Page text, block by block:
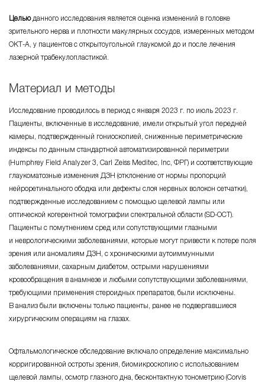
Цельюданного исследования является оценка изменений в головке
зрительного нерва и плотности макулярных сосудов, измеренных методом
ОКТ-А, у пациентов с открытоугольной глаукомой до и после лечения
лазерной трабекулопластикой.
Материал и методы
Исследование проводилось в период с января 2023 г. по июль 2023 г.
Пациенты, включенные в исследование, имели открытый угол передней
камеры, подтвержденный гониоскопией, сниженные периметрические
индексы по данным стандартной автоматизированной периметрии
(Humphrey Field Analyzer 3, Carl Zeiss Meditec, Inc, ФРГ) и соответствующие
глаукоматозные изменения ДЗН (отклонение от нормы пропорций
нейроретинального ободка или дефекты слоя нервных волокон сетчатки),
подтвержденные исследованием с помощью щелевой лампы или
оптической когерентной томографии спектральной области (SD-ОСТ).
Пациенты с помутнением сред или сопутствующими глазными
и неврологическими заболеваниями, которые могут привести к потере поля
зрения или аномалиям ДЗН, с хроническими аутоиммунными
заболеваниями, сахарным диабетом, острыми нарушениями
кровообращения в анамнезе и любыми сопутствующими заболеваниями,
требующими применения стероидных препаратов, были исключены.
В анализ были включены только пациенты, ранее не подвергавшиеся
хирургическим операциям на глазах.
Офтальмологическое обследование включало определение максимально
корригированной остроты зрения, биомикроскопию с использованием
щелевой лампы, осмотр глазного дна, бесконтактную тонометрию (Corvis